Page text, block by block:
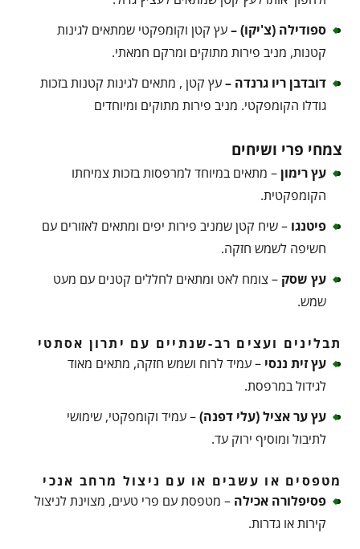
ספודילה (צ'יקו) –עץ קטן וקומפקטי שמתאים לגינות
קטנות, מניב פירות מתוקים ומרקם חמאתי.
דובדבן ריו גרנדה –עץ קטן , מתאים לגינות קטנות בזכות
גודלו הקומפקטי. מניב פירות מתוקים ומיוחדים
צמחי פרי ושיחים
עץ רימון– מתאים במיוחד למרפסות בזכות צמיחתו
הקומפקטית.
פיטנגו – שיח קטן שמניב פירות יפים ומתאים לאזורים עם
חשיפה לשמש חזקה.
עץ שסק – צומח לאט ומתאים לחללים קטנים עם מעט
שמש.
תבלינים ועצים רב-שנתיים עם יתרון אסתטי
עץ זית ננסי – עמיד לרוח ושמש חזקה, מתאים מאוד
לגידול במרפסת.
עץ ער אציל (עלי דפנה)– עמיד וקומפקטי, שימושי
לתיבול ומוסיף ירוק עד.
מטפסים או עשבים או עם ניצול מרחב אנכי
פסיפלורה אכילה – מטפסת עם פרי טעים, מצוינת לניצול
קירות או גדרות.